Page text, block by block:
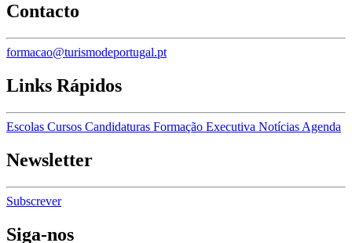
Contacto
formacao@turismodeportugal.pt
Links Rápidos
Escolas Cursos Candidaturas Formação Executiva Notícias Agenda
Newsletter
Subscrever
Siga-nos